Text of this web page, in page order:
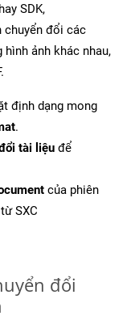
SDK,
chuyển đổi các
ảnh khác nhau,
định dạng mong
.
tài liệu để
của phiên
SXC
đổi